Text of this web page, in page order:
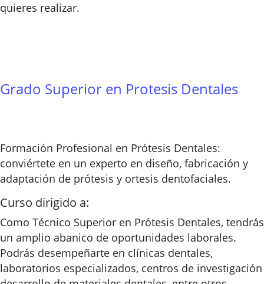
quieres realizar.
Grado Superior en Protesis Dentales
Formación Profesional en Prótesis Dentales:
conviértete en un experto en diseño, fabricación y
adaptación de prótesis y ortesis dentofaciales.
Curso dirigido a:
Como Técnico Superior en Prótesis Dentales, tendrás
un amplio abanico de oportunidades laborales.
Podrás desempeñarte en clínicas dentales,
laboratorios especializados, centros de